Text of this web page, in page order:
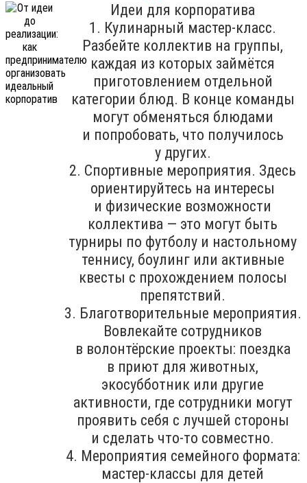
Идеи для корпоратива
1. Кулинарный мастер-класс.
Разбейте коллектив на группы,
каждая из которых займётся
приготовлением отдельной
категории блюд. В конце команды
могут обменяться блюдами
и попробовать, что получилось
у других.
2. Спортивные мероприятия. Здесь
ориентируйтесь на интересы
и физические возможности
коллектива — это могут быть
турниры по футболу и настольному
теннису, боулинг или активные
квесты с прохождением полосы
препятствий.
3. Благотворительные мероприятия.
Вовлекайте сотрудников
в волонтёрские проекты: поездка
в приют для животных,
экосубботник или другие
активности, где сотрудники могут
проявить себя с лучшей стороны
и сделать что-то совместно.
4. Мероприятия семейного формата:
мастер-классы для детей